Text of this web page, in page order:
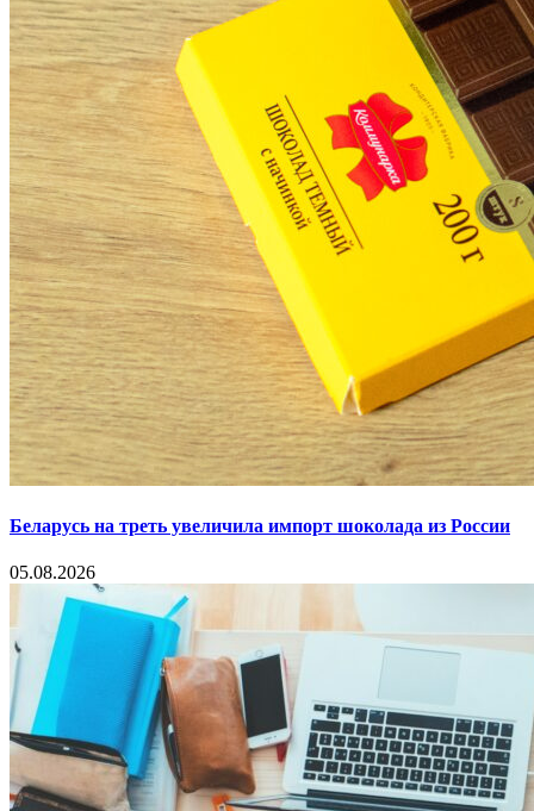
Беларусь на треть увеличила импорт шоколада из России
05.08.2026